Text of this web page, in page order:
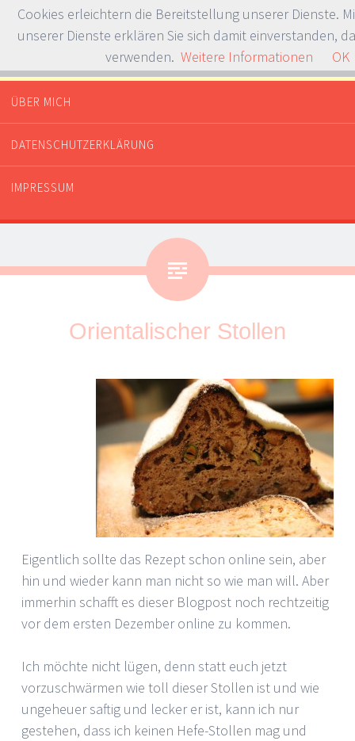
Whataboutdessert.com
SPRINGE ZUM INHALT
ÜBER MICH
DATENSCHUTZERKLÄRUNG
IMPRESSUM
Orientalischer Stollen
Eigentlich sollte das Rezept schon online sein, aber
hin und wieder kann man nicht so wie man will. Aber
immerhin schafft es dieser Blogpost noch rechtzeitig
vor dem ersten Dezember online zu kommen.
Ich möchte nicht lügen, denn statt euch jetzt
vorzuschwärmen wie toll dieser Stollen ist und wie
ungeheuer saftig und lecker er ist, kann ich nur
gestehen, dass ich keinen Hefe-Stollen mag und
Cookies erleichtern die Bereitstellung unserer Dienste.
unserer Dienste erklären Sie sich damit einverstanden,
verwenden. Weitere Informationen OK